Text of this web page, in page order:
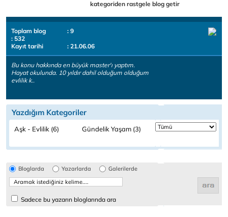
kategoriden rastgele blog getir
Toplam blog
: 9
: 532
Kayıt tarihi
: 21.06.06
Bu konu hakkında en büyük master'ı yaptım.
Hayat okulunda. 10 yıldır dahil olduğum olduğum
evlilik k..
Yazdığım Kategoriler
Aşk - Evlilik (6) Gündelik Yaşam (3)
Bloglarda Yazarlarda Galerilerde
Sadece bu yazarın bloglarında ara